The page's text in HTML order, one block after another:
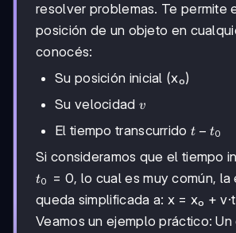
resolver problemas. Te permite
posición de un objeto en
conocés:
Su posición inicial (x₀)
Su velocidad v
v
El tiempo transcurrido t
t₀
t − t0
Si consideramos que el tiempo
t₀
=
0
t0 = 0, lo cual es muy común, la
queda simplificada a: x = x₀ + v·t
Veamos un ejemplo práctico: